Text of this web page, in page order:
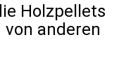
Holzpellets
anderen